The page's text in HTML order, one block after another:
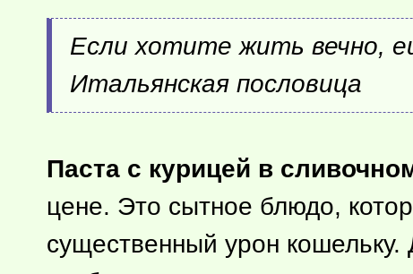
Если хотите жить вечно,
Итальянская пословица
Паста с курицей в
цене. Это сытное блюдо,
существенный урон